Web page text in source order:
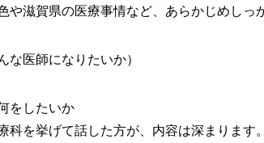
や滋賀県の医療事情など、あらかじめしっ
な医師になりたいか）
をしたいか
科を挙げて話した方が、内容は深まります